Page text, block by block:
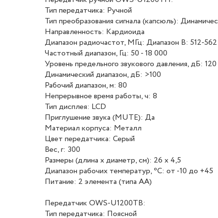
Тип передатчика: Ручной
Тип преобразования сигнала (капсюль):
Направленность: Кардиоида
Диапазон радиочастот, МГц: Диапазон B: 512-562
Частотный диапазон, Гц: 50 - 18 000
Уровень предельного звукового давления, дБ: 120
Динамический диапазон, дБ: >100
Рабочий диапазон, м: 80
Непрерывное время работы, ч: 8
Тип дисплея: LCD
Приглушение звука (MUTE): Да
Материал корпуса: Металл
Цвет передатчика: Серый
Вес, г: 300
Размеры (длина х диаметр, см): 26 х 4,5
Диапазон рабочих температур, ⁰С: от -10 до +45
Питание: 2 элемента (типа АА)
Передатчик OWS-U1200TB:
Тип передатчика: Поясной